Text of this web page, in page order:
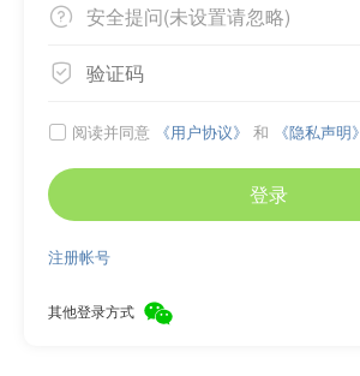
 安全提问(未设置请忽略)

 阅读并同意 《用户协议》 和 《隐私声明》
登录
注册帐号
其他登录方式